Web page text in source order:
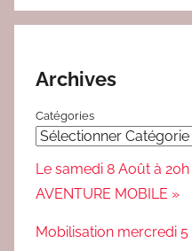
Archives
Catégories
Le samedi 8 Août à
AVENTURE MOBILE »
Mobilisation mercredi